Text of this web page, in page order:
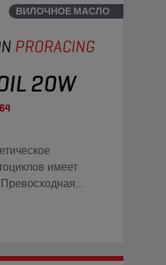
ВИЛОЧНОЕ МАСЛО
PRORACING
20W
имеет
передач.